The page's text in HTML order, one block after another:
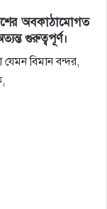
অবকাঠামোগত
গুরুত্বপূর্ণ।
বিমান বন্দর,